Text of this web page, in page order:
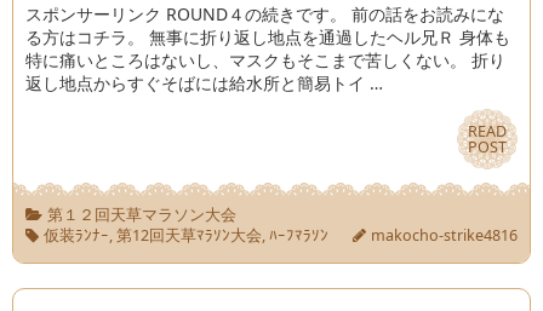
スポンサーリンク ROUND４の続きです。 前の話をお読みにな
る方はコチラ。 無事に折り返し地点を通過したヘル兄Ｒ 身体も
特に痛いところはないし、マスクもそこまで苦しくない。 折り
返し地点からすぐそばには給水所と簡易トイ …
READ
POST
READ
POST
第１２回天草マラソン大会
仮装ﾗﾝﾅｰ,第12回天草ﾏﾗｿﾝ大会,ﾊｰﾌﾏﾗｿﾝ makocho-strike4816